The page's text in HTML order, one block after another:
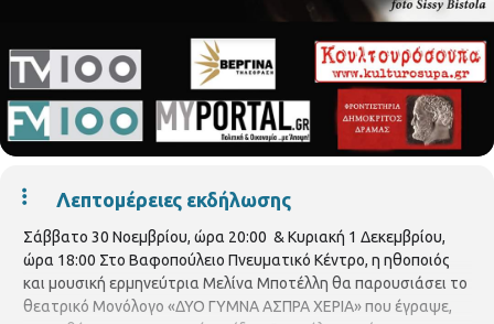
Λεπτομέρειες εκδήλωσης
Σάββατο 30 Νοεμβρίου, ώρα 20:00 & Κυριακή 1 Δεκεμβρίου,
ώρα 18:00 Στο Βαφοπούλειο Πνευματικό Κέντρο, η ηθοποιός
και μουσική ερμηνεύτρια Μελίνα Μποτέλλη θα παρουσιάσει το
θεατρικό Μονόλογο «ΔΥΟ ΓΥΜΝΑ ΑΣΠΡΑ ΧΕΡΙΑ» που έγραψε,